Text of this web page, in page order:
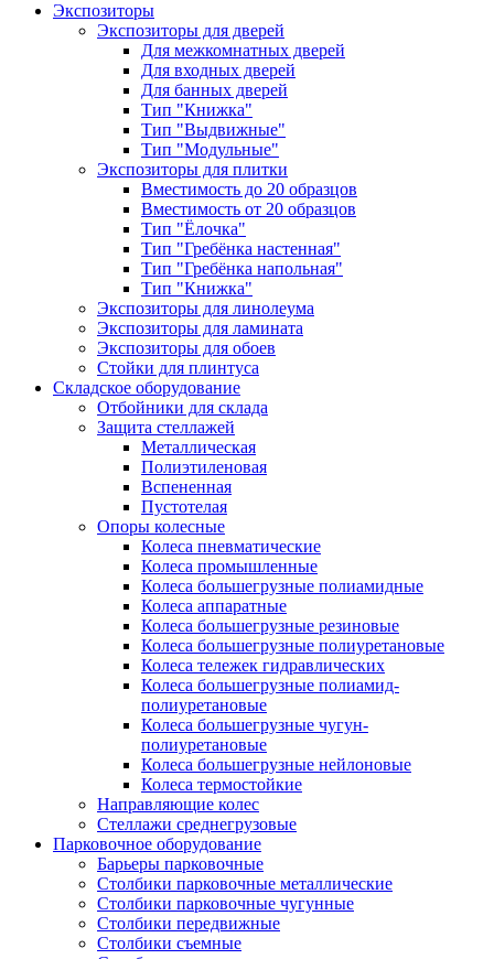
Экспозиторы
Экспозиторы для дверей
Для межкомнатных дверей
Для входных дверей
Для банных дверей
Тип "Книжка"
Тип "Выдвижные"
Тип "Модульные"
Экспозиторы для плитки
Вместимость до 20 образцов
Вместимость от 20 образцов
Тип "Ёлочка"
Тип "Гребёнка настенная"
Тип "Гребёнка напольная"
Тип "Книжка"
Экспозиторы для линолеума
Экспозиторы для ламината
Экспозиторы для обоев
Стойки для плинтуса
Складское оборудование
Отбойники для склада
Защита стеллажей
Металлическая
Полиэтиленовая
Вспененная
Пустотелая
Опоры колесные
Колеса пневматические
Колеса промышленные
Колеса большегрузные полиамидные
Колеса аппаратные
Колеса большегрузные резиновые
Колеса большегрузные полиуретановые
Колеса тележек гидравлических
Колеса большегрузные полиамид-
полиуретановые
Колеса большегрузные чугун-
полиуретановые
Колеса большегрузные нейлоновые
Колеса термостойкие
Направляющие колес
Стеллажи среднегрузовые
Парковочное оборудование
Барьеры парковочные
Столбики парковочные металлические
Столбики парковочные чугунные
Столбики передвижные
Столбики съемные